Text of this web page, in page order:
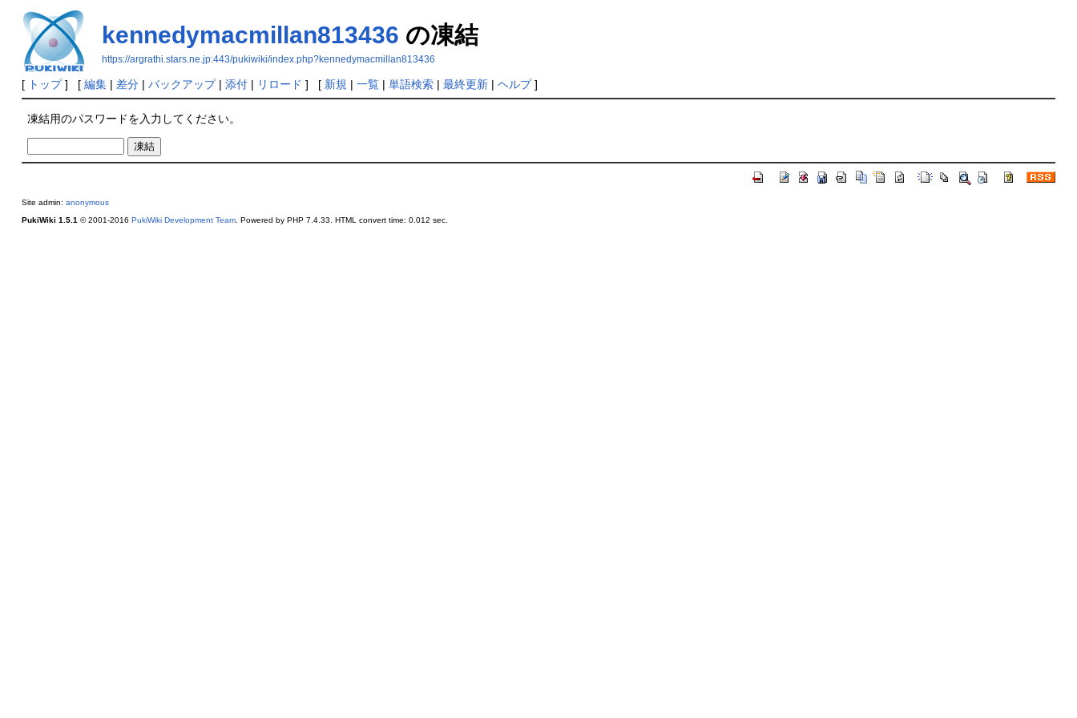
kennedymacmillan813436 の凍結
https://argrathi.stars.ne.jp:443/pukiwiki/index.php?kennedymacmillan813436
[ トップ] [ 編集| 差分| バックアップ| 添付| リロード ] [ 新規 | 一覧| 単語検索| 最終更新| ヘルプ]
凍結用のパスワードを入力してください。
Site admin: anonymous
PukiWiki 1.5.1© 2001-2016 PukiWiki Development Team. Powered by PHP 7.4.33. HTML convert time: 0.012 sec.